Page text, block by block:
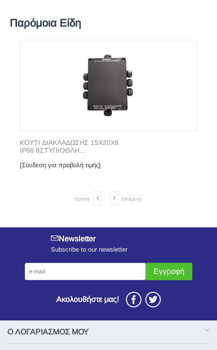
Παρόμοια Είδη
ΚΟΥΤΙ ΔΙΑΚΛΑΔΩΣΗΣ 15X20X9
IP66 8ΣΤΥΠΙΟΘΛΗ...
[Σύνδεση για προβολή τιμής]
προηγ επόμενο
Newsletter
Subscribe to our newsletter
Εγγραφή
Ακολουθήστε μας!
Ο ΛΟΓΑΡΙΑΣΜΟΣ ΜΟΥ